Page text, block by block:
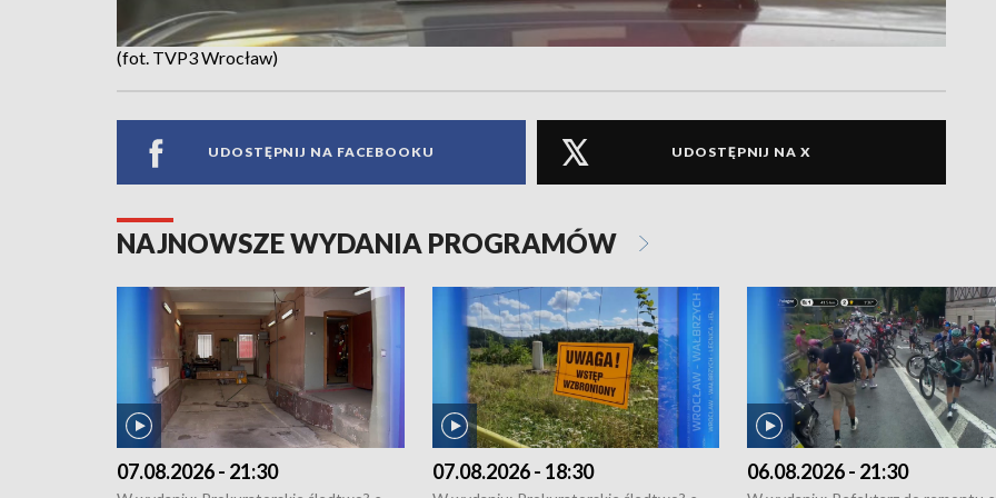
(fot. TVP3 Wrocław)
UDOSTĘPNIJ NA FACEBOOKU UDOSTĘPNIJ NA X
NAJNOWSZE WYDANIA PROGRAMÓW
07.08.2026 - 21:30 07.08.2026 - 18:30 06.08.2026 - 21:30